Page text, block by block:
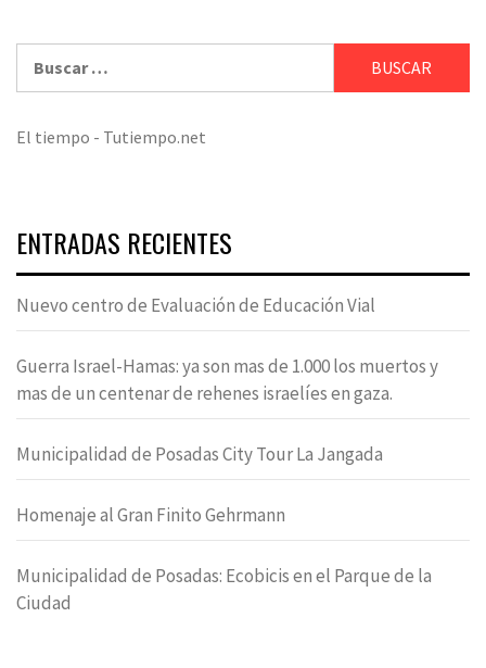
El tiempo - Tutiempo.net
ENTRADAS RECIENTES
Nuevo centro de Evaluación de Educación Vial
Guerra Israel-Hamas: ya son mas de 1.000 los muertos y
mas de un centenar de rehenes israelíes en gaza.
Municipalidad de Posadas City Tour La Jangada
Homenaje al Gran Finito Gehrmann
Municipalidad de Posadas: Ecobicis en el Parque de la
Ciudad